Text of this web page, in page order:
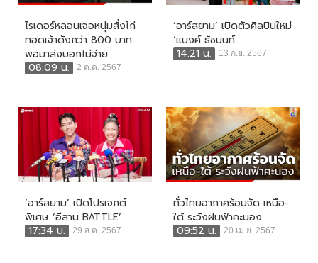
ไรเดอร์หลอนเจอหนุ่มสั่งไก่
ทอดเจ้าดังกว่า 800 บาท
พอมาส่งบอกไม่จ่าย...
08:09 น.
2 ต.ค. 2567
‘อาร์สยาม’ เปิดตัวศิลปินใหม่
‘แบงค์ ธัชนนท์...
14:21 น.
13 ก.ย. 2567
‘อาร์สยาม’ เปิดโปรเจกต์
พิเศษ ‘อีสาน BATTLE’...
17:34 น.
29 ส.ค. 2567
ทั่วไทยอากาศร้อนจัด เหนือ-
ใต้ ระวังฝนฟ้าคะนอง
09:52 น.
20 เม.ย. 2567